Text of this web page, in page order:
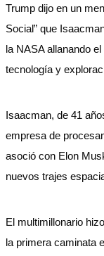
Trump dijo en un
Social” que
la NASA allanando
tecnología y
Isaacman, de 41
empresa de
asoció con Elon
nuevos trajes
El multimillonario
la primera caminata